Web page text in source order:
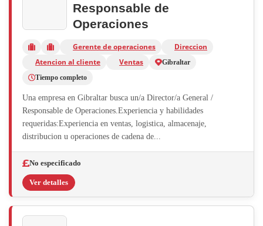
Responsable de
Operaciones
Gerente de operaciones
Direccion
Atencion al cliente
Ventas
Gibraltar
Tiempo completo
Una empresa en Gibraltar busca un/a Director/a General /
Responsable de Operaciones.Experiencia y habilidades
requeridas:Experiencia en ventas, logistica, almacenaje,
distribucion u operaciones de cadena de...
No especificado
Ver detalles